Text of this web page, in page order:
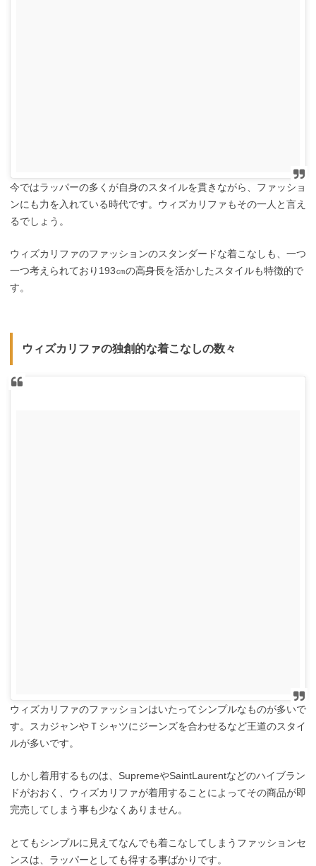
今ではラッパーの多くが自身のスタイルを貫きながら、ファッショ
ンにも力を入れている時代です。ウィズカリファもその一人と言え
るでしょう。
ウィズカリファのファッションのスタンダードな着こなしも、一つ
一つ考えられており193㎝の高身長を活かしたスタイルも特徴的で
す。
ウィズカリファの独創的な着こなしの数々
ウィズカリファのファッションはいたってシンプルなものが多いで
す。スカジャンやＴシャツにジーンズを合わせるなど王道のスタイ
ルが多いです。
しかし着用するものは、SupremeやSaintLaurentなどのハイブラン
ドがおおく、ウィズカリファが着用することによってその商品が即
完売してしまう事も少なくありません。
とてもシンプルに見えてなんでも着こなしてしまうファッションセ
ンスは、ラッパーとしても得する事ばかりです。